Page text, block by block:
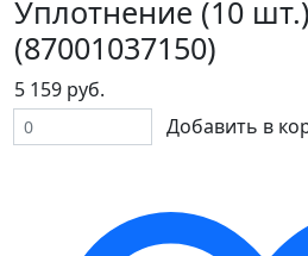
Уплотнение (10
(87001037150)
5 159 руб.
Добавить в